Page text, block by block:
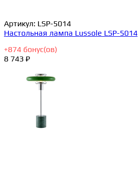
Артикул: LSP-5014
Настольная лампа Lussole LSP-5014
+874 бонус(ов)
8 743 ₽